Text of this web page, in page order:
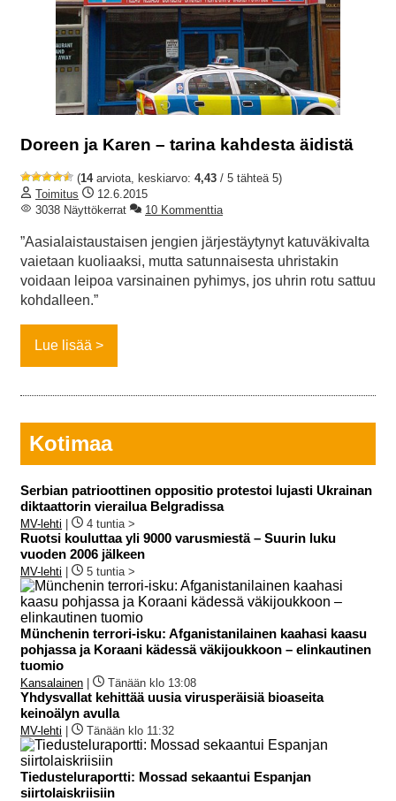
Doreen ja Karen – tarina kahdesta äidistä
(14arviota, keskiarvo: 4,43 / 5 tähteä 5)
Toimitus
12.6.2015
3038 Näyttökerrat
10 Kommenttia
”Aasialaistaustaisen jengien järjestäytynyt katuväkivalta
vaietaan kuoliaaksi, mutta satunnaisesta uhristakin
voidaan leipoa varsinainen pyhimys, jos uhrin rotu sattuu
kohdalleen.”
Lue lisää
Kotimaa
Serbian patrioottinen oppositio protestoi lujasti Ukrainan
diktaattorin vierailua Belgradissa
MV-lehti | 4 tuntia >
Ruotsi kouluttaa yli 9000 varusmiestä – Suurin luku
vuoden 2006 jälkeen
MV-lehti | 5 tuntia >
Münchenin terrori-isku: Afganistanilainen kaahasi kaasu
pohjassa ja Koraani kädessä väkijoukkoon – elinkautinen
tuomio
Kansalainen | Tänään klo 13:08
Yhdysvallat kehittää uusia virusperäisiä bioaseita
keinoälyn avulla
MV-lehti | Tänään klo 11:32
Tiedusteluraportti: Mossad sekaantui Espanjan
siirtolaiskriisiin